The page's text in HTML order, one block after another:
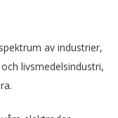
av industrier,
livsmedelsindustri,